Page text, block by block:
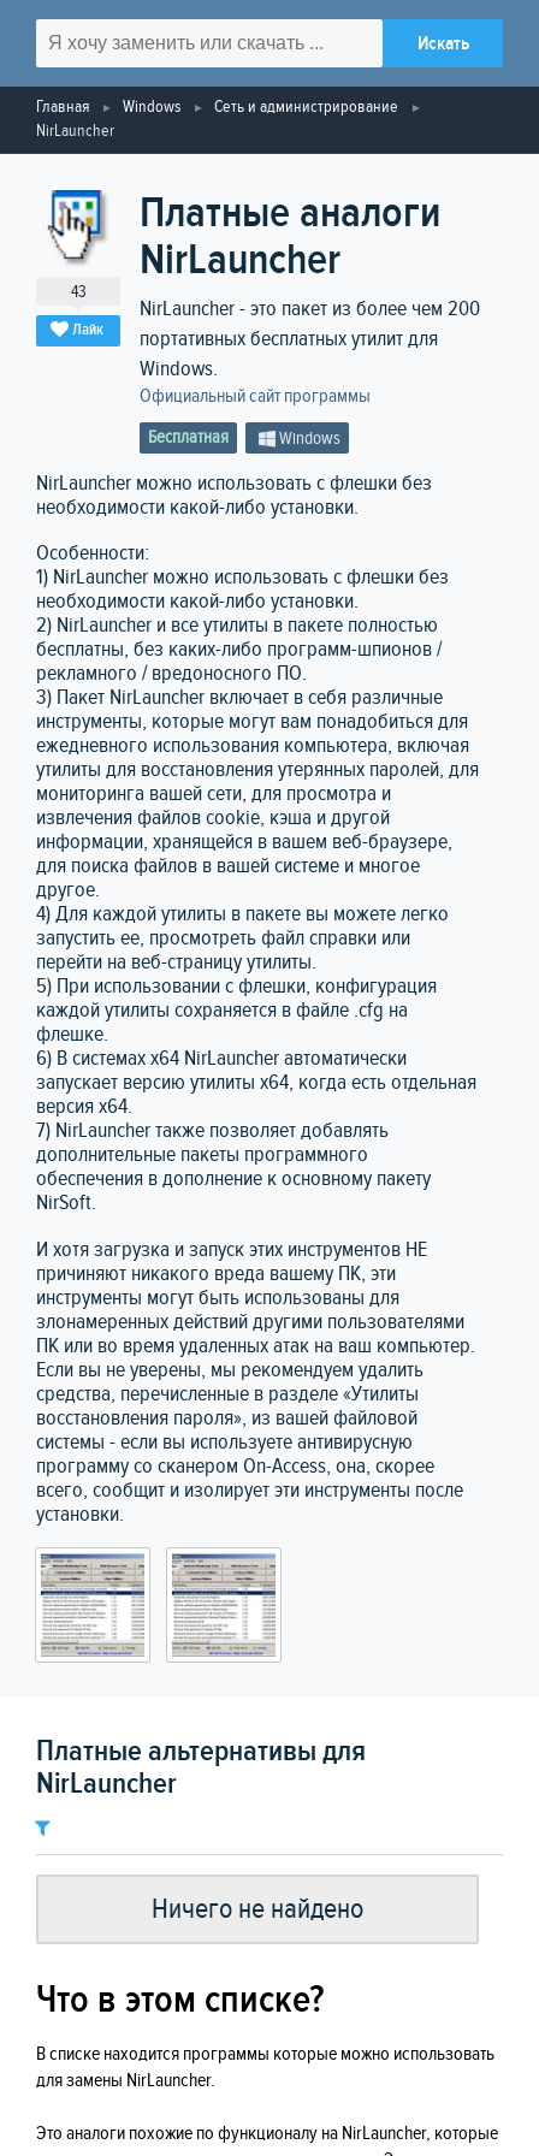
Главная Windows
Сеть и администрирование
NirLauncher
43
Лайк
Платные аналоги
NirLauncher
NirLauncher - это пакет из более чем 200
портативных бесплатных утилит для
Windows.
Официальный сайт программы
Бесплатная Windows
NirLauncher можно использовать с флешки без
необходимости какой-либо установки.
Особенности:
1) NirLauncher можно использовать с флешки без
необходимости какой-либо установки.
2) NirLauncher и все утилиты в пакете полностью
бесплатны, без каких-либо программ-шпионов /
рекламного / вредоносного ПО.
3) Пакет NirLauncher включает в себя различные
инструменты, которые могут вам понадобиться для
ежедневного использования компьютера, включая
утилиты для восстановления утерянных паролей, для
мониторинга вашей сети, для просмотра и
извлечения файлов cookie, кэша и другой
информации, хранящейся в вашем веб-браузере,
для поиска файлов в вашей системе и многое
другое.
4) Для каждой утилиты в пакете вы можете легко
запустить ее, просмотреть файл справки или
перейти на веб-страницу утилиты.
5) При использовании с флешки, конфигурация
каждой утилиты сохраняется в файле .cfg на
флешке.
6) В системах x64 NirLauncher автоматически
запускает версию утилиты x64, когда есть отдельная
версия x64.
7) NirLauncher также позволяет добавлять
дополнительные пакеты программного
обеспечения в дополнение к основному пакету
NirSoft.
И хотя загрузка и запуск этих инструментов НЕ
причиняют никакого вреда вашему ПК, эти
инструменты могут быть использованы для
злонамеренных действий другими пользователями
ПК или во время удаленных атак на ваш компьютер.
Если вы не уверены, мы рекомендуем удалить
средства, перечисленные в разделе «Утилиты
восстановления пароля», из вашей файловой
системы - если вы используете антивирусную
программу со сканером On-Access, она, скорее
всего, сообщит и изолирует эти инструменты после
установки.
Платные альтернативы для
NirLauncher
Ничего не найдено
Что в этом списке?
В списке находится программы которые можно использовать
для замены NirLauncher.
Это аналоги похожие по функционалу на NirLauncher, которые